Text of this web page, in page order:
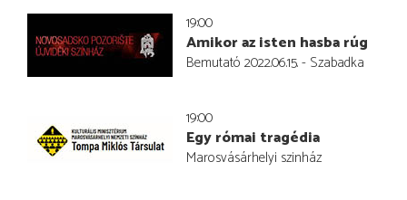
19:00
Amikor az isten hasba rúg
Bemutató 2022.06.15. - Szabadka
19:00
Egy római tragédia
Marosvásárhelyi szinház